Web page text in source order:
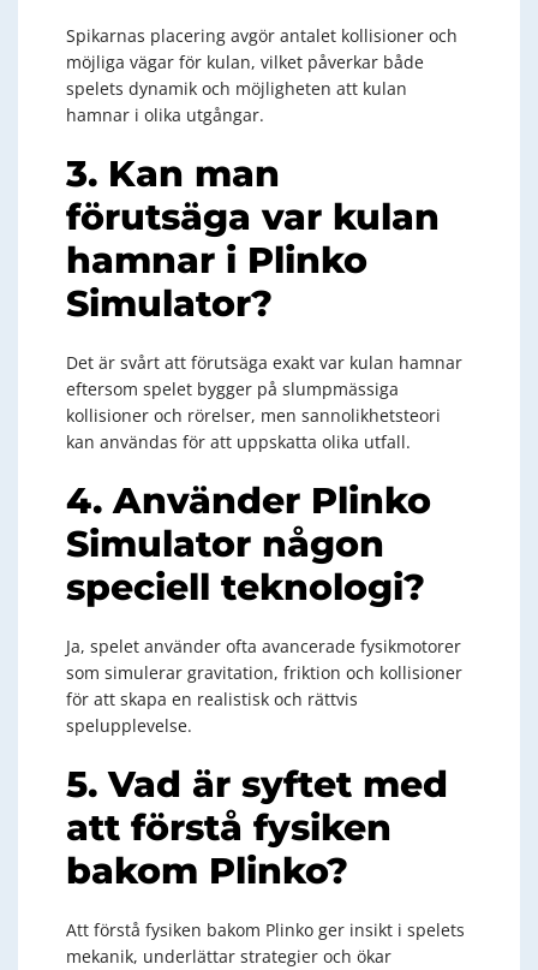
Spikarnas placering avgör antalet kollisioner och
möjliga vägar för kulan, vilket påverkar både
spelets dynamik och möjligheten att kulan
hamnar i olika utgångar.
3. Kan man
förutsäga var kulan
hamnar i Plinko
Simulator?
Det är svårt att förutsäga exakt var kulan hamnar
eftersom spelet bygger på slumpmässiga
kollisioner och rörelser, men sannolikhetsteori
kan användas för att uppskatta olika utfall.
4. Använder Plinko
Simulator någon
speciell teknologi?
Ja, spelet använder ofta avancerade fysikmotorer
som simulerar gravitation, friktion och kollisioner
för att skapa en realistisk och rättvis
spelupplevelse.
5. Vad är syftet med
att förstå fysiken
bakom Plinko?
Att förstå fysiken bakom Plinko ger insikt i spelets
mekanik, underlättar strategier och ökar